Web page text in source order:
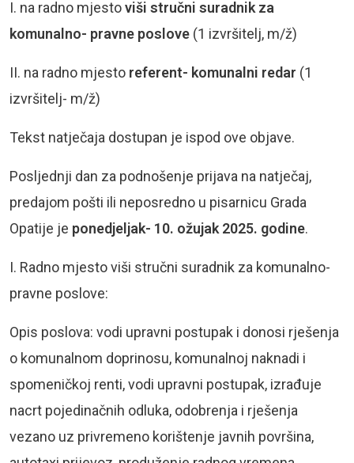
I. na radno mjestoviši stručni suradnik za
komunalno- pravne poslove (1 izvršitelj, m/ž)
II. na radno mjesto referent- komunalni redar (1
izvršitelj- m/ž)
Tekst natječaja dostupan je ispod ove objave.
Posljednji dan za podnošenje prijava na natječaj,
predajom pošti ili neposredno u pisarnicu Grada
Opatije je ponedjeljak- 10. ožujak 2025. godine.
I. Radno mjesto viši stručni suradnik za komunalno-
pravne poslove:
Opis poslova: vodi upravni postupak i donosi rješenja
o komunalnom doprinosu, komunalnoj naknadi i
spomeničkoj renti, vodi upravni postupak, izrađuje
nacrt pojedinačnih odluka, odobrenja i rješenja
vezano uz privremeno korištenje javnih površina,